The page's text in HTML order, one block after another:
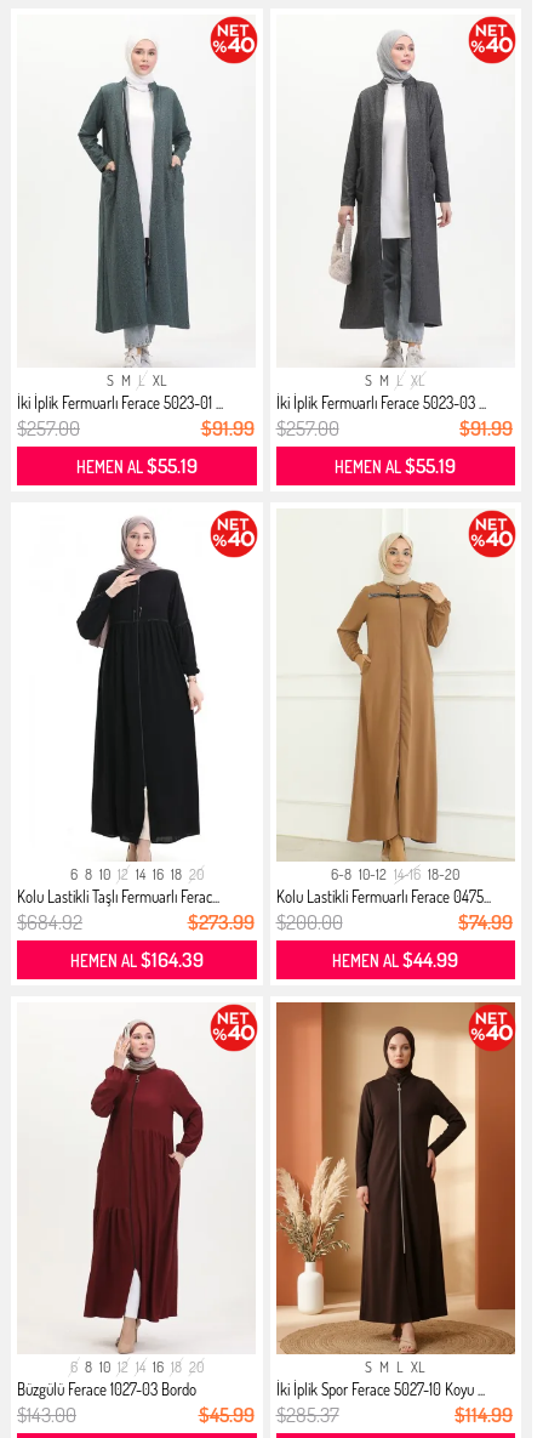
S M L XL
İki İplik Fermuarlı Ferace 5023-01 ...
$257.00 $91.99
HEMEN AL$55.19
S M L XL
İki İplik Fermuarlı Ferace 5023-03 ...
$257.00 $91.99
HEMEN AL$55.19
6 8 10 12 14 16 18 20
Kolu Lastikli Taşlı Fermuarlı Ferac...
$684.92 $273.99
HEMEN AL$164.39
6-8 10-12 14-16 18-20
Kolu Lastikli Fermuarlı Ferace 0475...
$200.00 $74.99
HEMEN AL$44.99
6 8 10 12 14 16 18 20
Büzgülü Ferace 1027-03 Bordo
$143.00 $45.99
S M L XL
İki İplik Spor Ferace 5027-10 Koyu ...
$285.37 $114.99